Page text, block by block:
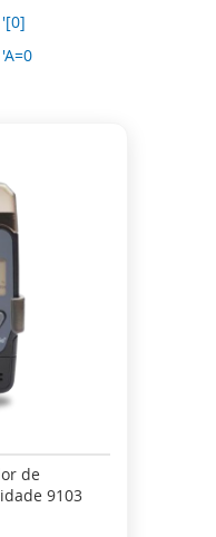
de
9103